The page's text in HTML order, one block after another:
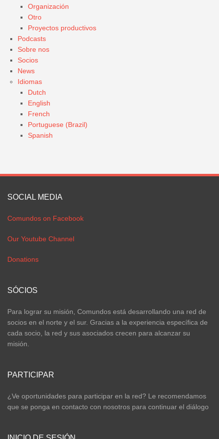
Organización
Otro
Proyectos productivos
Podcasts
Sobre nos
Socios
News
Idiomas
Dutch
English
French
Portuguese (Brazil)
Spanish
SOCIAL MEDIA
Comundos on Facebook
Our Youtube Channel
Donations
SÓCIOS
Para lograr su misión, Comundos está desarrollando una red de
socios en el norte y el sur. Gracias a la experiencia específica de
cada socio, la red y sus asociados crecen para alcanzar su
misión.
PARTICIPAR
¿Ve oportunidades para participar en la red? Le recomendamos
que se ponga en contacto con nosotros para continuar el diálogo